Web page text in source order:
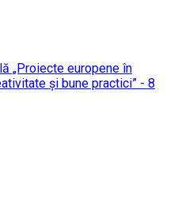
„Proiecte europene în
și bune practici” - 8